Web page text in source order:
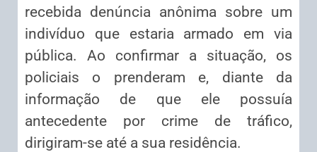
recebida denúncia anônima sobre um
indivíduo que estaria armado em via
pública. Ao confirmar a situação, os
policiais o prenderam e, diante da
informação de que ele possuía
antecedente por crime de tráfico,
dirigiram-se até a sua residência.